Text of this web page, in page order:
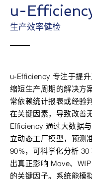
u-
生产效率健检
u-Efficiency 专注于提
缩短生产周期的解决方
常依赖统计报表或经验
在关键因素，导致改善
Efficiency 通过大数据
立动态工厂模型，预测
90%，可科学化分析
出真正影响 Move、
的关键因子。系统能模